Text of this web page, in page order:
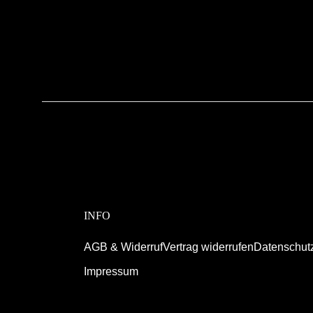
INFO
AGB & WiderrufVertrag widerrufen
Impressum